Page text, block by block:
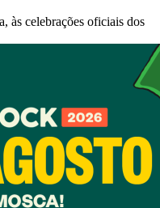
às celebrações oficiais dos